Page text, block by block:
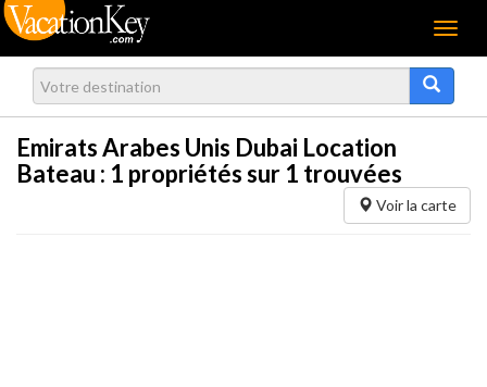
Menu
Emirats Arabes Unis Dubai Location
Bateau : 1 propriétés sur 1 trouvées
Voir la carte